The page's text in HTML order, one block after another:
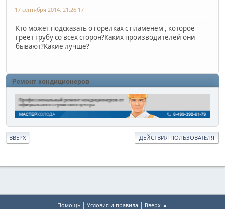
17 сентября 2014, 21:26:17
Кто может подсказать о горелках с пламенем , которое
греет трубу со всех сторон?Каких производителей они
бывают?Какие лучше?
Ремонт кондиционеров
ВВЕРХ ДЕЙСТВИЯ ПОЛЬЗОВАТЕЛЯ
Помощь | Условия и правила | Вверх ▲